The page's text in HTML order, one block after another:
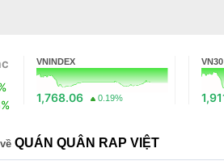
VNINDEX
1,768.06 0.19%
VN30
QUÁN QUÂN RAP VIỆT